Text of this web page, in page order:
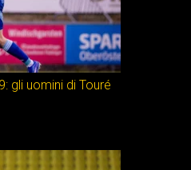
gli uomini di Touré